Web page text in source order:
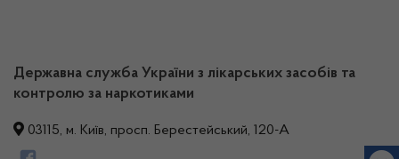
Державна служба України з лікарських засобів та
контролю за наркотиками
03115, м. Київ, просп. Берестейський, 120-А